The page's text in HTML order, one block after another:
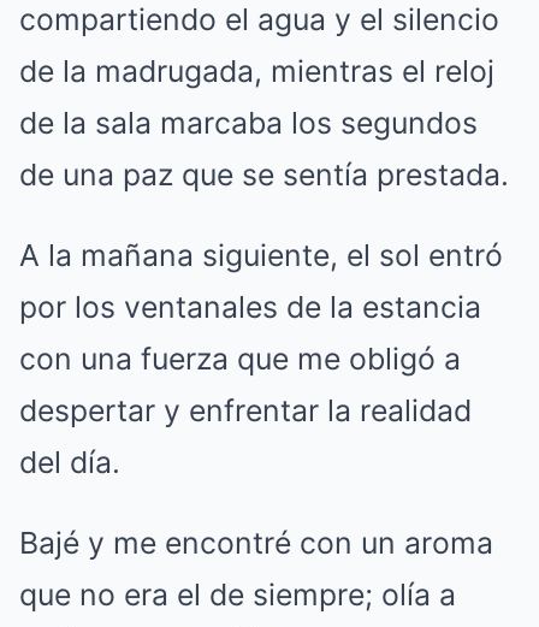
compartiendo el agua y el silencio
de la madrugada, mientras el reloj
de la sala marcaba los segundos
de una paz que se sentía prestada.
A la mañana siguiente, el sol entró
por los ventanales de la estancia
con una fuerza que me obligó a
despertar y enfrentar la realidad
del día.
Bajé y me encontré con un aroma
que no era el de siempre; olía a